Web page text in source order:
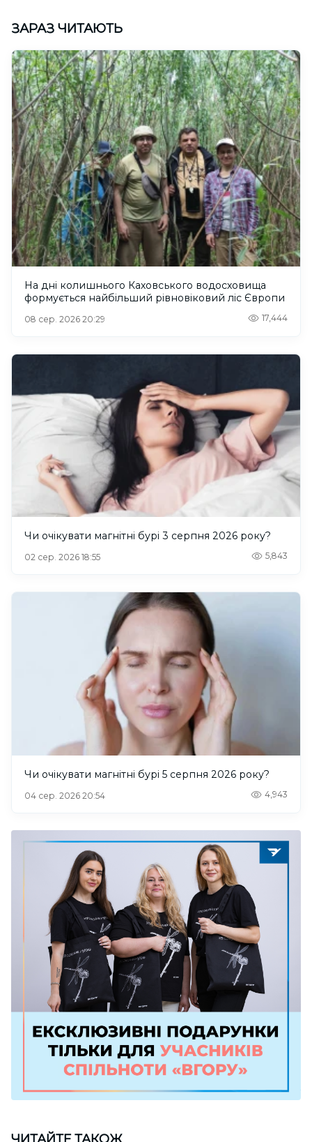
ЗАРАЗ ЧИТАЮТЬ
На дні колишнього Каховського водосховища
формується найбільший рівновіковий ліс Європи
08 сер. 2026 20:29 17,444
Чи очікувати магнітні бурі 3 серпня 2026 року?
02 сер. 2026 18:55 5,843
Чи очікувати магнітні бурі 5 серпня 2026 року?
04 сер. 2026 20:54 4,943